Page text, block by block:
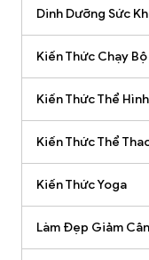
Dinh Dưỡng Sức
Kiến Thức Chạy Bộ
Kiến Thức Thể Hình
Kiến Thức Thể
Kiến Thức Yoga
Làm Đẹp Giảm Cân